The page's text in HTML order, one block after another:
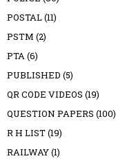
POSTAL(11)
PSTM (2)
PTA(6)
PUBLISHED (5)
QR CODE VIDEOS (19)
QUESTION PAPERS (100)
R H LIST(19)
RAILWAY(1)